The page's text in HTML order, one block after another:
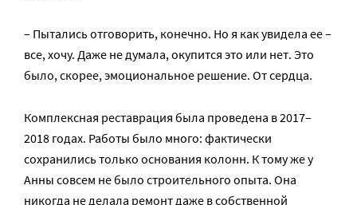
– Пытались отговорить, конечно. Но я как увидела ее –
все, хочу. Даже не думала, окупится это или нет. Это
было, скорее, эмоциональное решение. От сердца.
Комплексная реставрация была проведена в 2017–
2018 годах. Работы было много: фактически
сохранились только основания колонн. К тому же у
Анны совсем не было строительного опыта. Она
никогда не делала ремонт даже в собственной